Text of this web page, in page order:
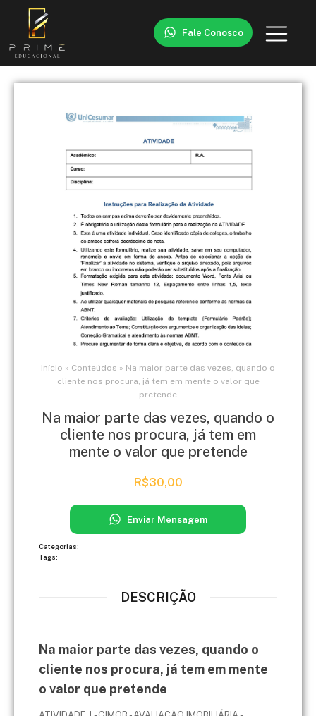
Fale Conosco
Início » Conteúdos » Na maior parte das vezes, quando o
cliente nos procura, já tem em mente o valor que
pretende
Na maior parte das vezes, quando o
cliente nos procura, já tem em
mente o valor que pretende
R$30,00
Enviar Mensagem
Categorias:
Tags:
DESCRIÇÃO
Na maior parte das vezes, quando o
cliente nos procura, já tem em mente
o valor que pretende